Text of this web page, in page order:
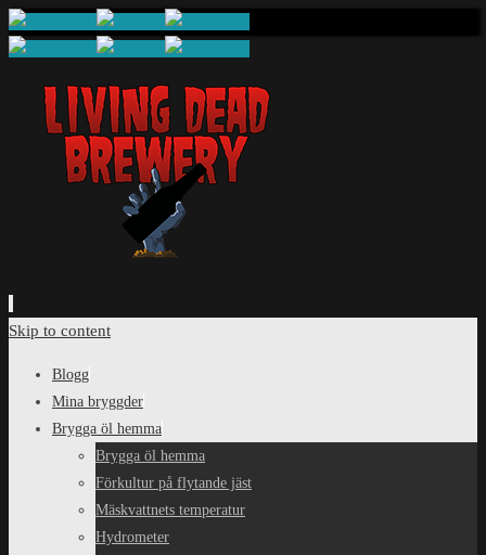
Skip to content
Blogg
Mina bryggder
Brygga öl hemma
Brygga öl hemma
Förkultur på flytande jäst
Mäskvattnets temperatur
Hydrometer